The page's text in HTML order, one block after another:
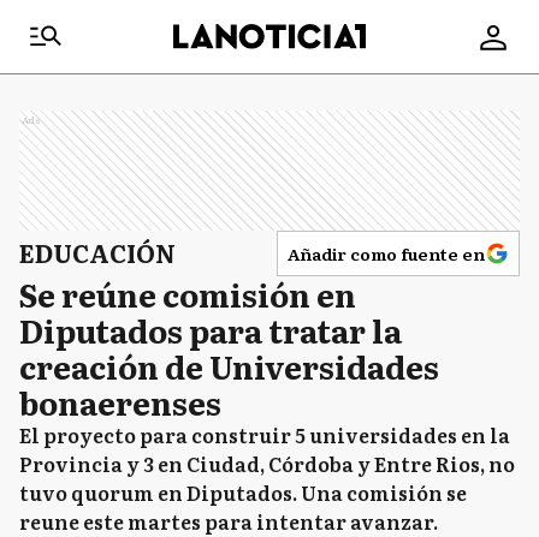
Ads
EDUCACIÓN Añadir como fuente en
Se reúne comisión en
Diputados para tratar la
creación de Universidades
bonaerenses
El proyecto para construir 5 universidades en la
Provincia y 3 en Ciudad, Córdoba y Entre Rios, no
tuvo quorum en Diputados. Una comisión se
reune este martes para intentar avanzar.